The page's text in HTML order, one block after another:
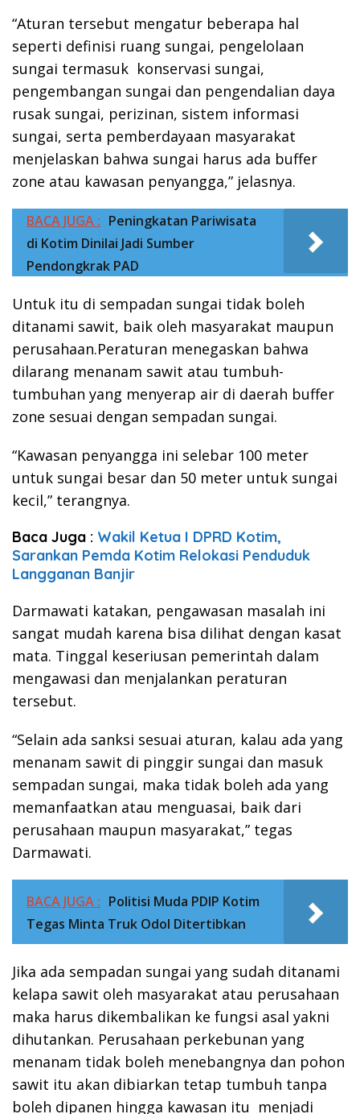
“Aturan tersebut mengatur beberapa hal
seperti definisi ruang sungai, pengelolaan
sungai termasuk konservasi sungai,
pengembangan sungai dan pengendalian daya
rusak sungai, perizinan, sistem informasi
sungai, serta pemberdayaan masyarakat
menjelaskan bahwa sungai harus ada buffer
zone atau kawasan penyangga,” jelasnya.
BACA JUGA : Peningkatan Pariwisata
di Kotim Dinilai Jadi Sumber
Pendongkrak PAD
Untuk itu di sempadan sungai tidak boleh
ditanami sawit, baik oleh masyarakat maupun
perusahaan.Peraturan menegaskan bahwa
dilarang menanam sawit atau tumbuh-
tumbuhan yang menyerap air di daerah buffer
zone sesuai dengan sempadan sungai.
“Kawasan penyangga ini selebar 100 meter
untuk sungai besar dan 50 meter untuk sungai
kecil,” terangnya.
Baca Juga : Wakil Ketua I DPRD Kotim,
Sarankan Pemda Kotim Relokasi Penduduk
Langganan Banjir
Darmawati katakan, pengawasan masalah ini
sangat mudah karena bisa dilihat dengan kasat
mata. Tinggal keseriusan pemerintah dalam
mengawasi dan menjalankan peraturan
tersebut.
“Selain ada sanksi sesuai aturan, kalau ada yang
menanam sawit di pinggir sungai dan masuk
sempadan sungai, maka tidak boleh ada yang
memanfaatkan atau menguasai, baik dari
perusahaan maupun masyarakat,” tegas
Darmawati.
BACA JUGA : Politisi Muda PDIP Kotim
Tegas Minta Truk Odol Ditertibkan
Jika ada sempadan sungai yang sudah ditanami
kelapa sawit oleh masyarakat atau perusahaan
maka harus dikembalikan ke fungsi asal yakni
dihutankan. Perusahaan perkebunan yang
menanam tidak boleh menebangnya dan pohon
sawit itu akan dibiarkan tetap tumbuh tanpa
boleh dipanen hingga kawasan itu menjadi